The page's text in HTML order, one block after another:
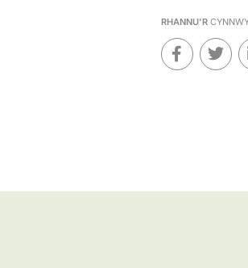
RHANNU'R